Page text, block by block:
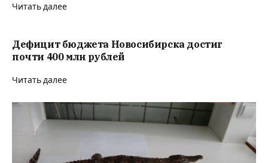
Читать далее
Дефицит бюджета Новосибирска достиг
почти 400 млн рублей
Читать далее